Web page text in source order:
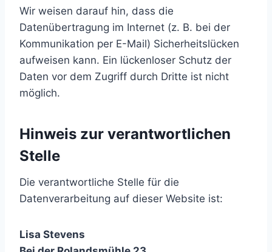
Wir weisen darauf hin, dass die
Datenübertragung im Internet (z. B. bei der
Kommunikation per E-Mail) Sicherheitslücken
aufweisen kann. Ein lückenloser Schutz der
Daten vor dem Zugriff durch Dritte ist nicht
möglich.
Hinweis zur verantwortlichen
Stelle
Die verantwortliche Stelle für die
Datenverarbeitung auf dieser Website ist:
Lisa Stevens